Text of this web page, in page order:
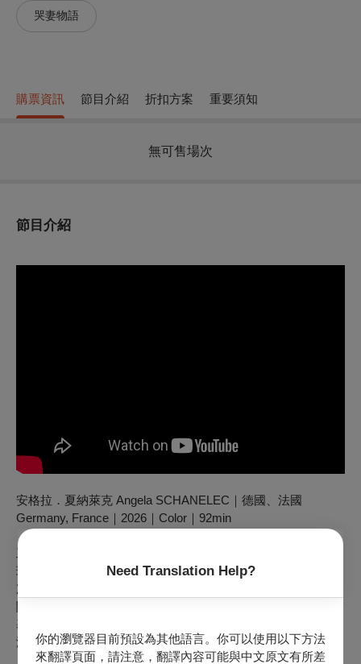
Need Translation Help?
你的瀏覽器目前預設為其他語言。你可以使用以下方法
來翻譯頁面，請注意，翻譯內容可能與中文原文有所差
哭妻物語
購票資訊 節目介紹 折扣方案 重要須知
無可售場次
節目介紹
安格拉．夏納萊克 Angela SCHANELEC｜德國、法國
Germany, France｜2026｜Color｜92min
工地平淡無奇的一天，男人接到妻子來電，匆忙趕往公園，發
現他正在哭泣⋯⋯。柏林學派代表人物安格拉．夏納萊克，再
次將生活與感情裡，無以名狀的齟齬化為影像，訴說一段親密
關係的破裂與修復。高冷的鏡頭、日常與戲劇間的辯證，如阿
基・郭利斯馬基遇上洪常秀，最令人目眩神迷的，始終是那些
溢於言表之外，無處安放的幽微情感。